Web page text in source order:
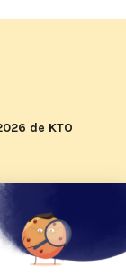
de KTO
Léon
KTO le